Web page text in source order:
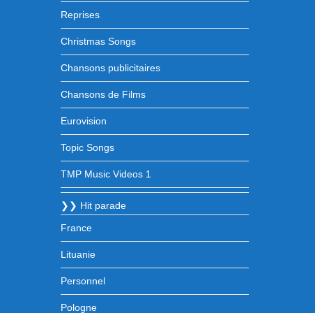
Reprises
Christmas Songs
Chansons publicitaires
Chansons de Films
Eurovision
Topic Songs
TMP Music Videos 1
❯❯ Hit parade
France
Lituanie
Personnel
Pologne